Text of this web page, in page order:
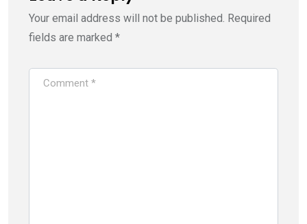
Your email address will not be published. Required
fields are marked *